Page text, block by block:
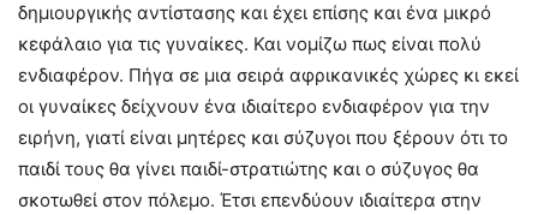
δημιουργικής αντίστασης και έχει επίσης και ένα μικρό
κεφάλαιο για τις γυναίκες. Και νομίζω πως είναι πολύ
ενδιαφέρον. Πήγα σε μια σειρά αφρικανικές χώρες κι εκεί
οι γυναίκες δείχνουν ένα ιδιαίτερο ενδιαφέρον για την
ειρήνη, γιατί είναι μητέρες και σύζυγοι που ξέρουν ότι το
παιδί τους θα γίνει παιδί-στρατιώτης και ο σύζυγος θα
σκοτωθεί στον πόλεμο. Έτσι επενδύουν ιδιαίτερα στην